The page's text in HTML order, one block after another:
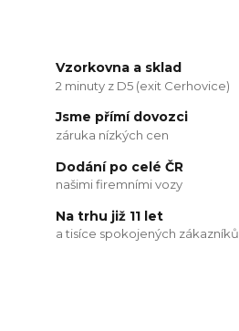
Vzorkovna a sklad
2 minuty z D5 (exit Cerhovice)
Jsme přímí dovozci
záruka nízkých cen
Dodání po celé ČR
našimi firemními vozy
Na trhu již 11 let
a tisíce spokojených zákazníků